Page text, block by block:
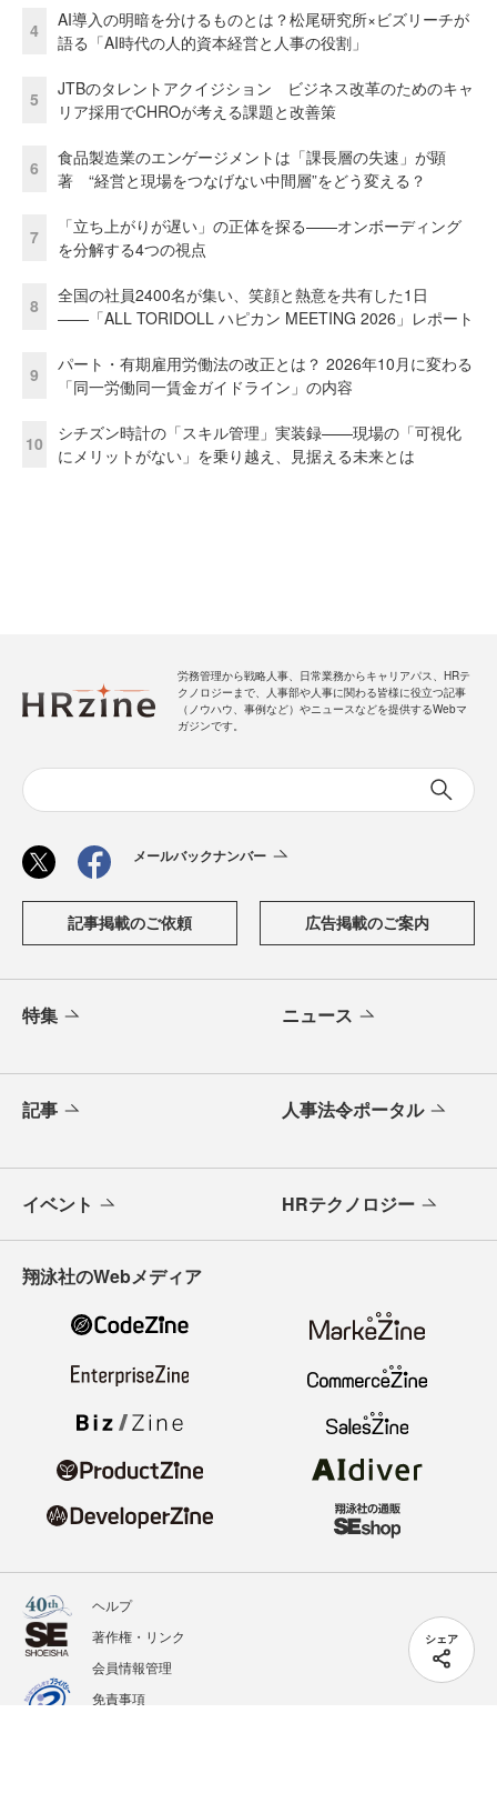
シェア
4
AI導入の明暗を分けるものとは？松尾研究所×ビズリーチが
語る「AI時代の人的資本経営と人事の役割」
5
JTBのタレントアクイジション ビジネス改革のためのキャ
リア採用でCHROが考える課題と改善策
6
食品製造業のエンゲージメントは「課長層の失速」が顕
著 “経営と現場をつなげない中間層”をどう変える？
7
「立ち上がりが遅い」の正体を探る——オンボーディング
を分解する4つの視点
8
全国の社員2400名が集い、笑顔と熱意を共有した1日
――「ALL TORIDOLL ハピカン MEETING 2026」レポート
9
パート・有期雇用労働法の改正とは？ 2026年10月に変わる
「同一労働同一賃金ガイドライン」の内容
10
シチズン時計の「スキル管理」実装録——現場の「可視化
にメリットがない」を乗り越え、見据える未来とは
労務管理から戦略人事、日常業務からキャリアパス、HRテ
クノロジーまで、人事部や人事に関わる皆様に役立つ記事
（ノウハウ、事例など）やニュースなどを提供するWebマ
ガジンです。
メールバックナンバー
記事掲載のご依頼 広告掲載のご案内
特集 ニュース
記事 人事法令ポータル
イベント HRテクノロジー
翔泳社のWebメディア
ヘルプ
著作権・リンク
会員情報管理
免責事項